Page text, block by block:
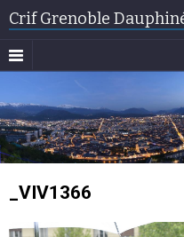
Crif Grenoble
_VIV1366